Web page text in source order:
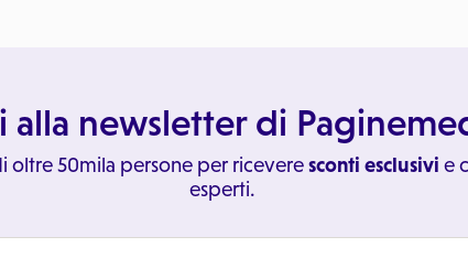
alla newsletter di
oltre 50mila persone per riceveresconti esclusivi e
esperti.